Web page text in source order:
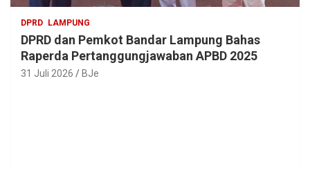
DPRD LAMPUNG
DPRD dan Pemkot Bandar Lampung Bahas
Raperda Pertanggungjawaban APBD 2025
31 Juli 2026 BJe